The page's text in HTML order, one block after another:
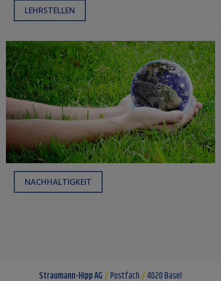
LEHRSTELLEN
NACHHALTIGKEIT
Straumann-Hipp AG Postfach 4020 Basel